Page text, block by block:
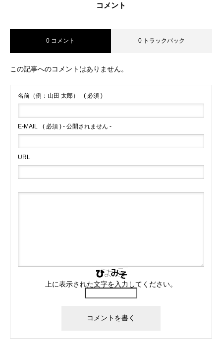
コメント
0 コメント 0 トラックバック
この記事へのコメントはありません。
名前（例：山田 太郎） ( 必須 )
E-MAIL ( 必須 ) - 公開されません -
URL
上に表示された文字を入力してください。